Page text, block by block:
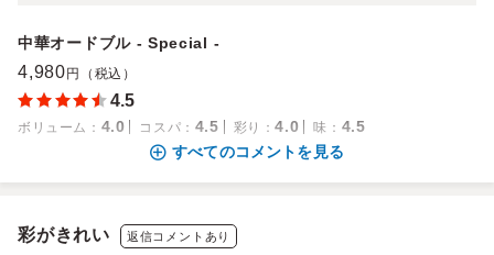
中華オードブル - Special -
4,980 円（税込）
4.5
ボリューム ： 4.0 コスパ ： 4.5 彩り ：4.0 味 ： 4.5
すべてのコメントを見る
彩がきれい 返信コメントあり